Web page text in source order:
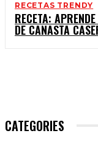
RECETAS TRENDY
RECETA:
DE CANASTA
CATEGORIES